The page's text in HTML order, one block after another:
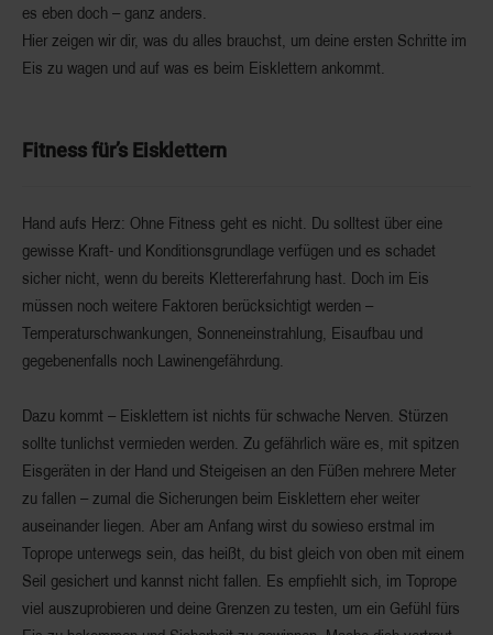
es eben doch – ganz anders.
Hier zeigen wir dir, was du alles brauchst, um deine ersten Schritte im
Eis zu wagen und auf was es beim Eisklettern ankommt.
Fitness für’s Eisklettern
Hand aufs Herz: Ohne Fitness geht es nicht. Du solltest über eine
gewisse Kraft- und Konditionsgrundlage verfügen und es schadet
sicher nicht, wenn du bereits Klettererfahrung hast. Doch im Eis
müssen noch weitere Faktoren berücksichtigt werden –
Temperaturschwankungen, Sonneneinstrahlung, Eisaufbau und
gegebenenfalls noch Lawinengefährdung.
Dazu kommt – Eisklettern ist nichts für schwache Nerven. Stürzen
sollte tunlichst vermieden werden. Zu gefährlich wäre es, mit spitzen
Eisgeräten in der Hand und Steigeisen an den Füßen mehrere Meter
zu fallen – zumal die Sicherungen beim Eisklettern eher weiter
auseinander liegen. Aber am Anfang wirst du sowieso erstmal im
Toprope unterwegs sein, das heißt, du bist gleich von oben mit einem
Seil gesichert und kannst nicht fallen. Es empfiehlt sich, im Toprope
viel auszuprobieren und deine Grenzen zu testen, um ein Gefühl fürs